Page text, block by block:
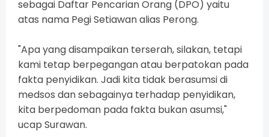
sebagai Daftar Pencarian Orang (DPO) yaitu
atas nama Pegi Setiawan alias Perong.
"Apa yang disampaikan terserah, silakan, tetapi
kami tetap berpegangan atau berpatokan pada
fakta penyidikan. Jadi kita tidak berasumsi di
medsos dan sebagainya terhadap penyidikan,
kita berpedoman pada fakta bukan asumsi,"
ucap Surawan.